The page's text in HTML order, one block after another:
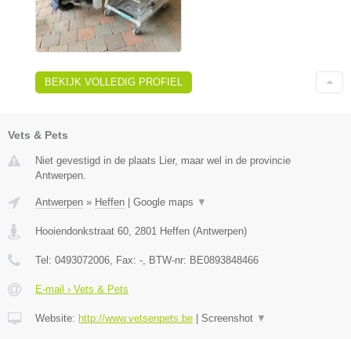
BEKIJK VOLLEDIG PROFIEL
Vets & Pets
Niet gevestigd in de plaats Lier, maar wel in de provincie
Antwerpen.
Antwerpen » Heffen Google maps ▼
Hooiendonkstraat 60 2801 Heffen (Antwerpen)
Tel: 0493072006 , Fax: - , BTW-nr: BE0893848466
E-mail › Vets & Pets
Website: http://www.vetsenpets.be Screenshot ▼